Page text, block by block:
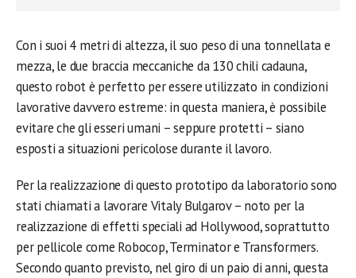
Con i suoi 4 metri di altezza, il suo peso di una tonnellata e
mezza, le due braccia meccaniche da 130 chili cadauna,
questo robot è perfetto per essere utilizzato in condizioni
lavorative davvero estreme: in questa maniera, è possibile
evitare che gli esseri umani – seppure protetti – siano
esposti a situazioni pericolose durante il lavoro.
Per la realizzazione di questo prototipo da laboratorio sono
stati chiamati a lavorare Vitaly Bulgarov – noto per la
realizzazione di effetti speciali ad Hollywood, soprattutto
per pellicole come Robocop, Terminator e Transformers.
Secondo quanto previsto, nel giro di un paio di anni, questa